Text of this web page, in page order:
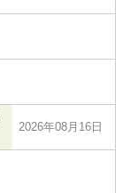
2026年08月16日